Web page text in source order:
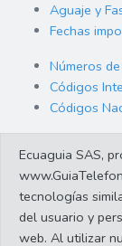
Aguaje y
Fechas
Números
Códigos
Códigos
Cambio de
Enlaces de
Ecuaguia SAS,
tecnologías
del usuario y
web. Al utilizar